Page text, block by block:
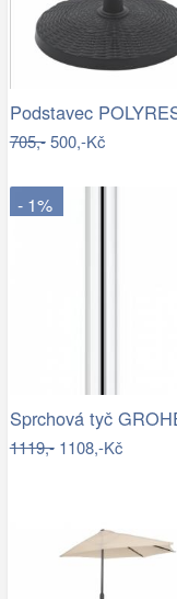
705,-500,-Kč
- 1%
1119,-1108,-Kč